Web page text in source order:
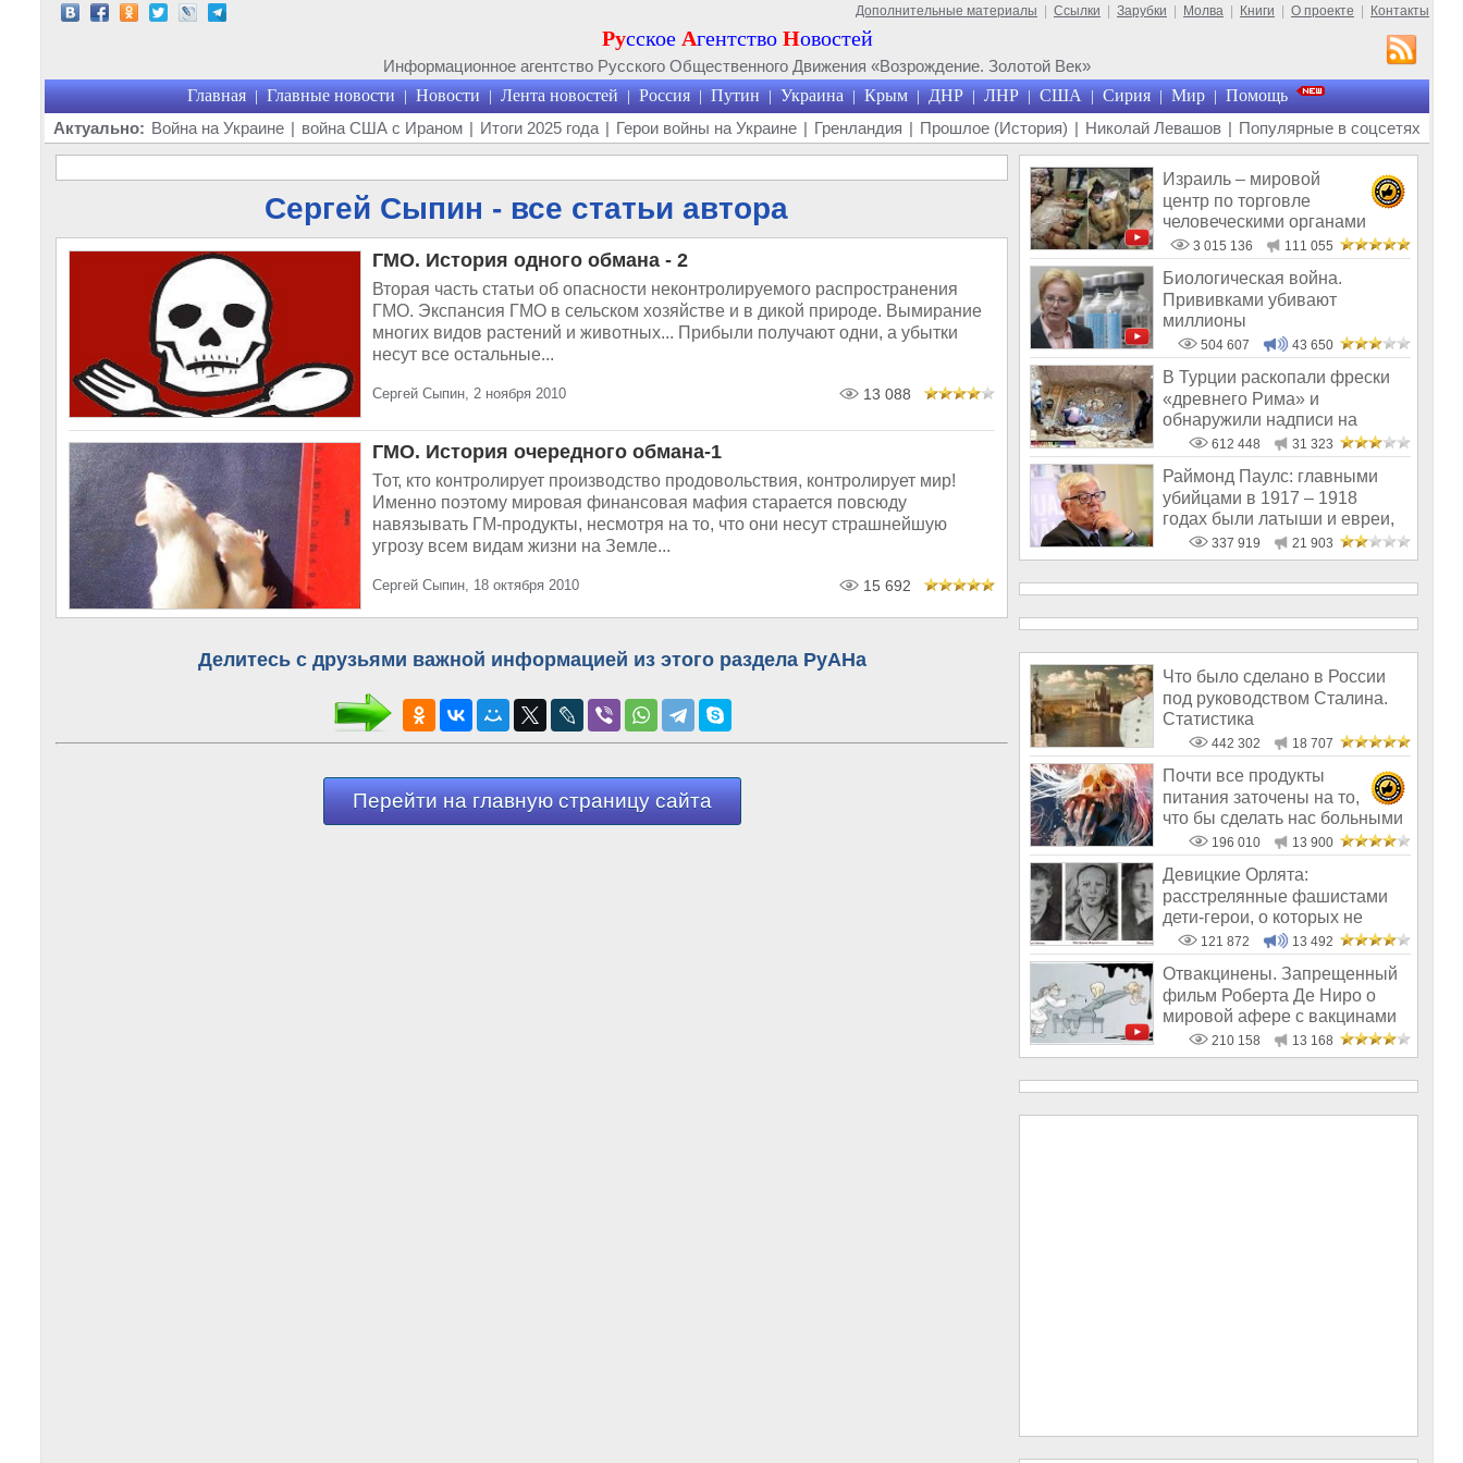
Дополнительные материалы Ссылки Зарубки Молва Книги О проекте Контакты
Русское Агентство Новостей
Информационное агентство Русского Общественного Движения «Возрождение. Золотой Век»
Главная | Главные новости | Новости | Лента новостей | Россия | Путин | Украина | Крым | ДНР | ЛНР | США | Сирия | Мир | Помощь
Актуально: Война на Украине | война США с Ираном | Итоги 2025 года | Герои войны на Украине | Гренландия | Прошлое (История) | Николай Левашов | Популярные в соцсетях
Сергей Сыпин - все статьи автора
ГМО. История одного обмана - 2
Вторая часть статьи об опасности неконтролируемого распространения
ГМО. Экспансия ГМО в сельском хозяйстве и в дикой природе. Вымирание
многих видов растений и животных... Прибыли получают одни, а убытки
несут все остальные...
Сергей Сыпин, 2 ноября 2010 13 088
ГМО. История очередного обмана-1
Тот, кто контролирует производство продовольствия, контролирует мир!
Именно поэтому мировая финансовая мафия старается повсюду
навязывать ГМ-продукты, несмотря на то, что они несут страшнейшую
угрозу всем видам жизни на Земле...
Сергей Сыпин, 18 октября 2010 15 692
Делитесь с друзьями важной информацией из этого раздела РуАНа
Перейти на главную страницу сайта
Израиль – мировой
центр по торговле
человеческими органами
3 015 136 111 055
Биологическая война.
Прививками убивают
миллионы
504 607 43 650
В Турции раскопали фрески
«древнего Рима» и
обнаружили надписи на
Русском!612 448 31 323
Раймонд Паулс: главными
убийцами в 1917 – 1918
годах были латыши и евреи,
а не русс337 919 21 903
Что было сделано в России
под руководством Сталина.
Статистика
442 302 18 707
Почти все продукты
питания заточены на то,
что бы сделать нас больными
и бесплодным
196 010 13 900
Девицкие Орлята:
расстрелянные фашистами
дети-герои, о которых не
рассказывают в шк
121 872 13 492
Отвакцинены. Запрещенный
фильм Роберта Де Ниро о
мировой афере с вакцинами
210 158 13 168